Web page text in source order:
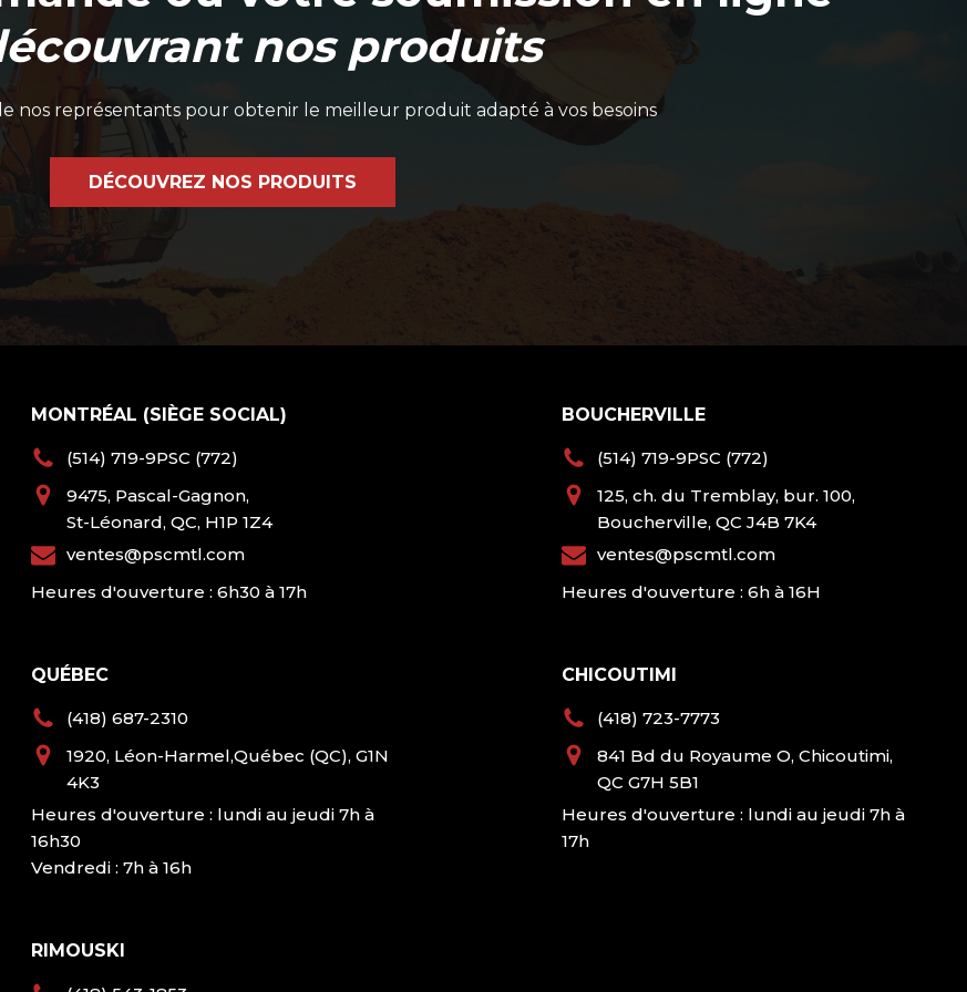
nos produits
nos représentants pour obtenir le meilleur produit adapté à vos besoins
DÉCOUVREZ NOS PRODUITS
MONTRÉAL (SIÈGE SOCIAL)
(514) 719-9PSC (772)
9475, Pascal-Gagnon,
St-Léonard, QC, H1P 1Z4
ventes@pscmtl.com
Heures d'ouverture : 6h30 à 17h
QUÉBEC
(418) 687-2310
1920, Léon-Harmel,Québec (QC), G1N
4K3
Heures d'ouverture : lundi au jeudi 7h à
16h30
Vendredi : 7h à 16h
RIMOUSKI
BOUCHERVILLE
(514) 719-9PSC (772)
125, ch. du Tremblay, bur. 100,
Boucherville, QC J4B 7K4
ventes@pscmtl.com
Heures d'ouverture : 6h à 16H
CHICOUTIMI
(418) 723-7773
841 Bd du Royaume O, Chicoutimi,
QC G7H 5B1
Heures d'ouverture : lundi au jeudi 7h à
17h